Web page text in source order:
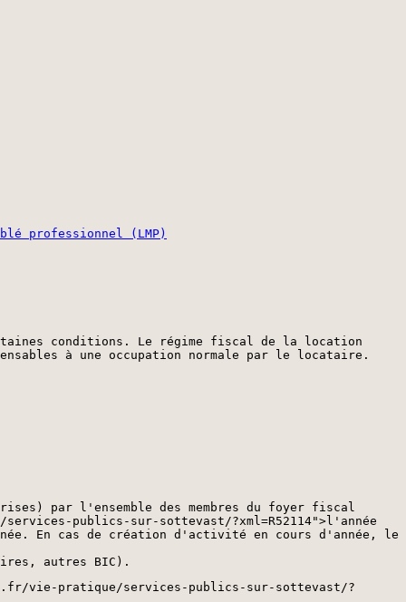
professionnel (LMP)
conditions. Le régime fiscal de la location
à une occupation normale par le locataire.
par l'ensemble des membres du foyer fiscal
publics-sur-sottevast/?xml=R52114">l'année
En cas de création d'activité en cours d'année, le
autres BIC).
vie-pratique/services-publics-sur-sottevast/?